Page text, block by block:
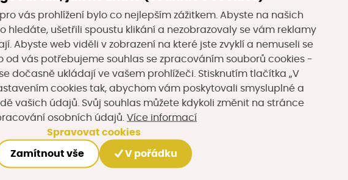
portál chytrého regionu,“řekla Zita Kučerová.
fondu životního prostředí, seznámil účastníky s
s tématem odpadového hospodářství z dotačních
Králové a starostové obcí Dubence a Kněžice představili,
funguje v jejich obcích, jaká chytrá řešení již zavedli a jaké
vás prohlížení bylo co nejlepším zážitkem. Abyste na našich
hledáte, ušetřili spoustu klikání a nezobrazovaly se vám reklamy
Abyste web viděli v zobrazení na které jste zvyklí a nemuseli se
od vás potřebujeme souhlas se zpracováním souborů cookies -
dočasně ukládají ve vašem prohlížeči. Stisknutím tlačítka „V
cookies tak, abychom vám poskytovali smysluplné a
vašich údajů. Svůj souhlas můžete kdykoli změnit na stránce
osobních údajů. Více informací
Spravovat cookies
Zamítnout vše V pořádku